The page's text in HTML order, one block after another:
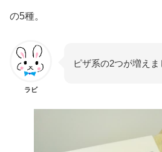
の5種。
ラビ
ピザ系の2つが増えま